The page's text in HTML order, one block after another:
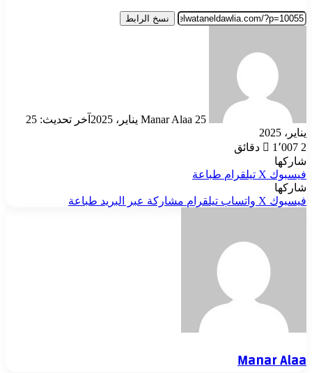
نسخ الرابط
Manar Alaa 25 يناير، 2025
آخر تحديث: 25
يناير، 2025
1٬007 2 دقائق
شاركها
فيسبوك ‫X تيلقرام طباعة
شاركها
فيسبوك ‫X واتساب تيلقرام مشاركة عبر البريد طباعة
Manar Alaa